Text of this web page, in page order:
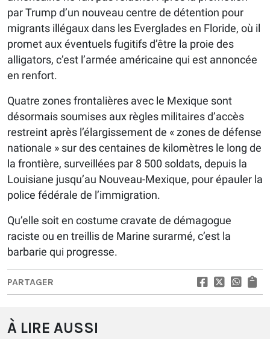
par Trump d’un nouveau centre de détention pour
migrants illégaux dans les Everglades en Floride, où il
promet aux éventuels fugitifs d’être la proie des
alligators, c’est l’armée américaine qui est annoncée
en renfort.
Quatre zones frontalières avec le Mexique sont
désormais soumises aux règles militaires d’accès
restreint après l’élargissement de « zones de défense
nationale » sur des centaines de kilomètres le long de
la frontière, surveillées par 8 500 soldats, depuis la
Louisiane jusqu’au Nouveau-Mexique, pour épauler la
police fédérale de l’immigration.
Qu’elle soit en costume cravate de démagogue
raciste ou en treillis de Marine surarmé, c’est la
barbarie qui progresse.
PARTAGER
À LIRE AUSSI